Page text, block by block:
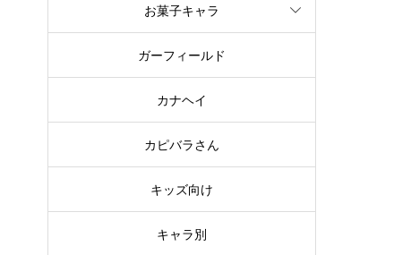
お菓子キャラ
ガーフィールド
カナヘイ
カピバラさん
キッズ向け
キャラ別